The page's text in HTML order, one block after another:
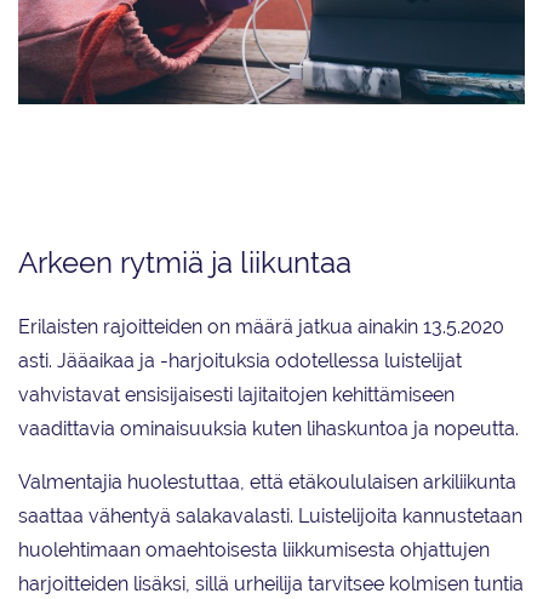
Arkeen rytmiä ja liikuntaa
Erilaisten rajoitteiden on määrä jatkua ainakin 13.5.2020
asti. Jääaikaa ja -harjoituksia odotellessa luistelijat
vahvistavat ensisijaisesti lajitaitojen kehittämiseen
vaadittavia ominaisuuksia kuten lihaskuntoa ja nopeutta.
Valmentajia huolestuttaa, että etäkoululaisen arkiliikunta
saattaa vähentyä salakavalasti. Luistelijoita kannustetaan
huolehtimaan omaehtoisesta liikkumisesta ohjattujen
harjoitteiden lisäksi, sillä urheilija tarvitsee kolmisen tuntia